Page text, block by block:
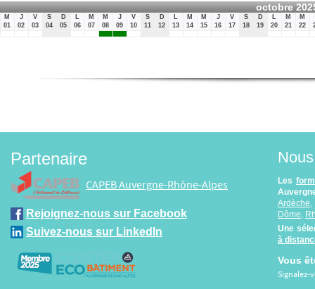
octobre
M
01
J
02
V
03
S
04
D
05
06
M
07
M
08
J
09
V
10
S
11
D
12
13
M
14
M
15
J
16
V
17
S
18
D
19
20
M
21
M
22
Partenaire
CAPEB Auvergne-Rhône-Alpes
Rejoignez-nous sur Facebook
Suivez-nous sur LinkedIn
Les
Ardèche
Dôme,
Une
à
Vous
Signalez-